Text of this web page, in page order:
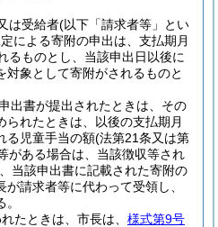
は受給者(以下「請求者等」とい
による寄附の申出は、支払期月
るものとし、当該申出日以後に
対象として寄附がされるものと
出書が提出されたときは、その
られたときは、以後の支払期月
る児童手当の額(法第21条又は第
がある場合は、当該徴収等され
当該申出書に記載された寄附の
請求者等に代わって受領し、
たときは、市長は、 様式第9号